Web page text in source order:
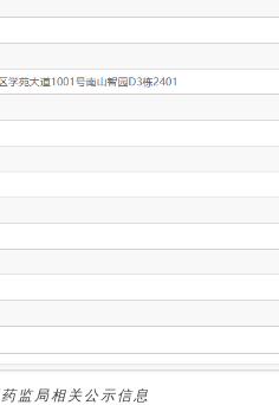
监局相关公示信息